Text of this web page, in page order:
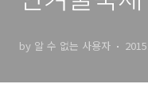
by 알 수 없는 사용자